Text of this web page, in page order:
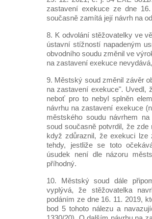
zastavení exekuce ze dne
současně zamítá její návrh na
8. K odvolání stěžovatelky ve
ústavní stížností napadeným
obvodního soudu změnil ve
na zastavení exekuce
9. Městský soud změnil závěr
na zastavení exekuce". Uvedl,
neboť pro to nebyl splněn
návrhu na zastavení exekuce
městského soudu návrhem
soud současně potvrdil, že
když zdůraznil, že exekuci lze
tehdy, jestliže se toto
úsudek není dle názoru
příhodný.
10. Městský soud dále
vyplývá, že stěžovatelka
podáním ze dne 16. 11. 2019,
bod 5 tohoto nálezu a